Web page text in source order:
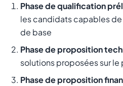
Phase de qualification
les candidats capables
de base
Phase de proposition
solutions proposées sur
Phase de proposition